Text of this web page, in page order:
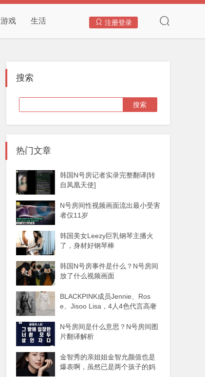
游戏 生活 注册登录
搜索
热门文章
韩国N号房记者实录完整翻译[转
自凤凰天使]
N号房间性视频画面流出最小受害
者仅11岁
韩国美女Leezy巨乳钢琴主播火
了，身材好钢琴棒
韩国N号房事件是什么？N号房间
放了什么视频画面
BLACKPINK成员Jennie、Ros
e、Jisoo Lisa，4人4色代言高奢
N号房间是什么意思？N号房间图
片翻译解析
金智秀的亲姐姐金智允颜值也是
爆表啊，虽然已是两个孩子的妈